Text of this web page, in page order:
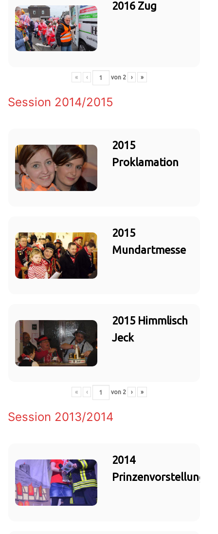
2016 Zug
« ‹ von 2 › »
Session 2014/2015
2015
Proklamation
2015
Mundartmesse
2015 Himmlisch
Jeck
« ‹ von 2 › »
Session 2013/2014
2014
Prinzenvorstellung